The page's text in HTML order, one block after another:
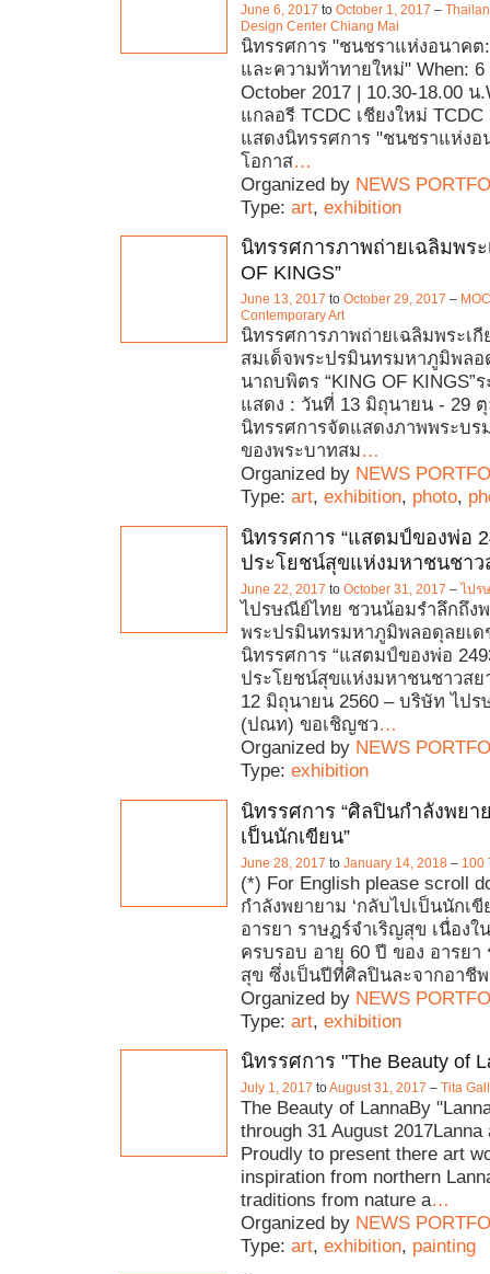
June 6, 2017 to October 1, 2017 –
Design Center Chiang Mai
นิทรรศการ "ชนชราแห่งอนาคต
และความท้าทายใหม่" When: 6
October 2017 | 10.30-18.00 น
แกลอรี TCDC เชียงใหม่
แสดงนิทรรศการ "ชนชราแห่ง
โอกาส…
Organized by NEWS
Type: art, exhibition
นิทรรศการภาพถ่ายเฉลิมพระ
OF KINGS”
June 13, 2017 to October 29, 2017 –
Contemporary Art
นิทรรศการภาพถ่ายเฉลิมพระเ
สมเด็จพระปรมินทรมหาภูมิพลอ
นาถบพิตร “KING OF KINGS”
แสดง : วันที่ 13 มิถุนายน - 29
นิทรรศการจัดแสดงภาพพระบ
ของพระบาทสม…
Organized by NEWS
Type: art, exhibition, photo,
นิทรรศการ “แสตมป์ของพ่อ
ประโยชน์สุขแห่งมหาชนชาว
June 22, 2017 to October 31, 2017 – ไปร
ไปรษณีย์ไทย ชวนน้อมรำลึกถึง
พระปรมินทรมหาภูมิพลอดุลยเด
นิทรรศการ “แสตมป์ของพ่อ
ประโยชน์สุขแห่งมหาชนชาวสย
12 มิถุนายน 2560 – บริษัท ไป
(ปณท) ขอเชิญชว…
Organized by NEWS
Type: exhibition
นิทรรศการ “ศิลปินกำลังพยา
เป็นนักเขียน”
June 28, 2017 to January 14, 2018 – 100
(*) For English please scroll
กำลังพยายาม ‘กลับไปเป็นนักเขี
อารยา ราษฎร์จำเริญสุข เนื่องใ
ครบรอบ อายุ 60 ปี ของ อารยา
สุข ซึ่งเป็นปีที่ศิลปินละจากอาชี
Organized by NEWS
Type: art, exhibition
นิทรรศการ "The Beauty of
July 1, 2017 toAugust 31, 2017 – Tita
The Beauty of LannaBy
through 31 August
Proudly to present there art
inspiration from northern
traditions from nature a…
Organized by NEWS
Type: art, exhibition, painting